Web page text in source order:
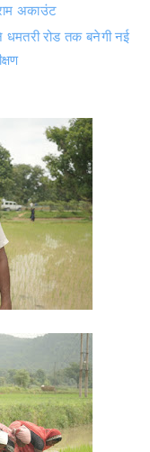
अकाउंट
धमतरी रोड तक बनेगी नई